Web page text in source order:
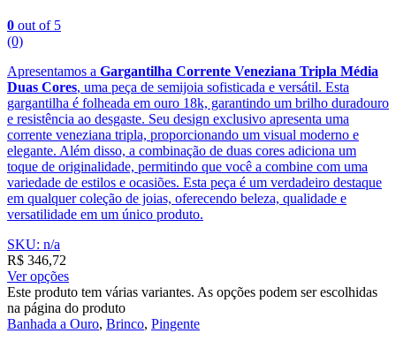
0 out of 5
(0)
Apresentamos a Gargantilha Corrente Veneziana Tripla Média
Duas Cores, uma peça de semijoia sofisticada e versátil. Esta
gargantilha é folheada em ouro 18k, garantindo um brilho duradouro
e resistência ao desgaste. Seu design exclusivo apresenta uma
corrente veneziana tripla, proporcionando um visual moderno e
elegante. Além disso, a combinação de duas cores adiciona um
toque de originalidade, permitindo que você a combine com uma
variedade de estilos e ocasiões. Esta peça é um verdadeiro destaque
em qualquer coleção de joias, oferecendo beleza, qualidade e
versatilidade em um único produto.
SKU: n/a
R$ 346,72
Ver opções
Este produto tem várias variantes. As opções podem ser escolhidas
na página do produto
Banhada a Ouro, Brinco, Pingente